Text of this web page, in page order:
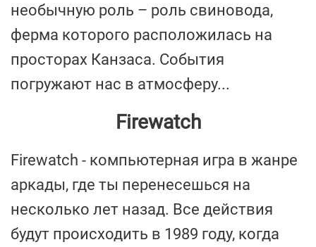
необычную роль – роль свиновода,
ферма которого расположилась на
просторах Канзаса. События
погружают нас в атмосферу...
Firewatch
Firewatch - компьютерная игра в жанре
аркады, где ты перенесешься на
несколько лет назад. Все действия
будут происходить в 1989 году, когда